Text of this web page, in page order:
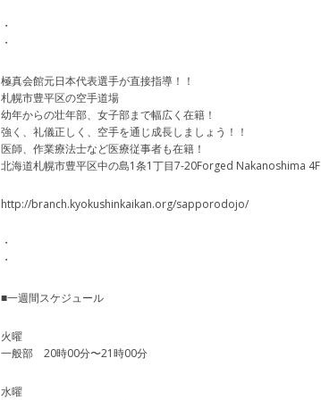
・
・
極真会館元日本代表選手が直接指導！！
札幌市豊平区の空手道場
幼年からの壮年部、女子部まで幅広く在籍！
強く、礼儀正しく、空手を通じ成長しましょう！！
医師、作業療法士など医療従事者も在籍！
北海道札幌市豊平区中の島1条1丁目7-20Forged Nakanoshima 4F
http://branch.kyokushinkaikan.org/sapporodojo/
・
・
■一週間スケジュール
火曜
一般部 20時00分〜21時00分
水曜